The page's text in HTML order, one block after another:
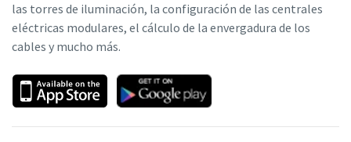
las torres de iluminación, la configuración de las centrales
eléctricas modulares, el cálculo de la envergadura de los
cables y mucho más.